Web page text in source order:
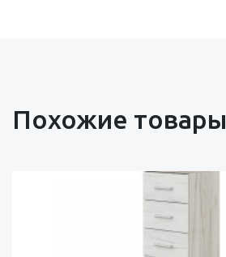
Похожие товары